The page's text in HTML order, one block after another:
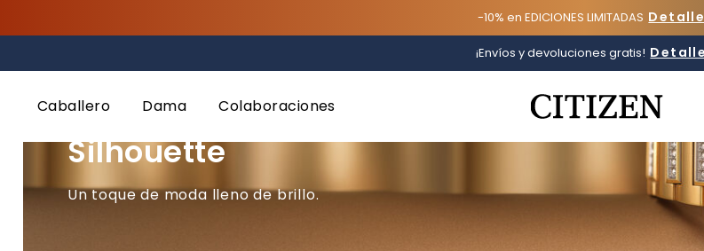
-10% en EDICIONES LIMITADAS
¡Envíos y devoluciones gratis!
Caballero Dama Colaboraciones
GLAMOUR Y SOFISTICACIÓN
Silhouette
Un toque de moda lleno de brillo.
Added to Manage Wishlist